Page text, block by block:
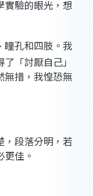
實驗的眼光，想
瞳孔和四肢。我
「討厭自己」
無措，我惶恐無
， 段落分明 ，若
更佳 。